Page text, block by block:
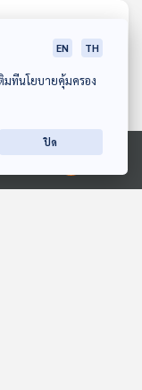
EN TH
มที่นโยบายคุ้มครอง
ปิด